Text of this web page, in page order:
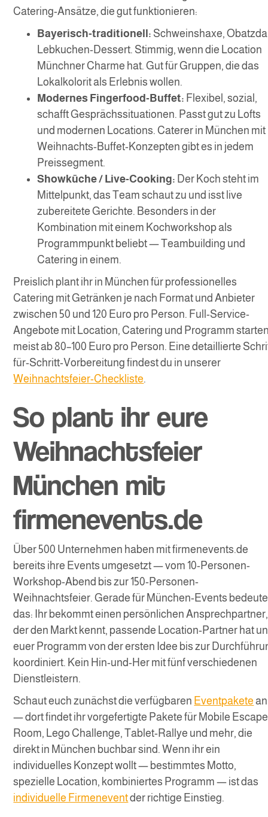
Catering-Ansätze, die gut funktionieren:
Bayerisch-traditionell: Schweinshaxe,
Lebkuchen-Dessert. Stimmig, wenn die Location
Münchner Charme hat. Gut für Gruppen, die das
Lokalkolorit als Erlebnis wollen.
Modernes Fingerfood-Buffet: Flexibel, sozial,
schafft Gesprächssituationen. Passt gut zu Lofts
und modernen Locations. Caterer in München mit
Weihnachts-Buffet-Konzepten gibt es in jedem
Preissegment.
Showküche / Live-Cooking: Der Koch steht im
Mittelpunkt, das Team schaut zu und isst live
zubereitete Gerichte. Besonders in der
Kombination mit einem Kochworkshop als
Programmpunkt beliebt — Teambuilding und
Catering in einem.
Preislich plant ihr in München für professionelles
Catering mit Getränken je nach Format und Anbieter
zwischen 50 und 120 Euro pro Person. Full-Service-
Angebote mit Location, Catering und Programm
meist ab 80–100 Euro pro Person. Eine detaillierte
für-Schritt-Vorbereitung findest du in unserer
Weihnachtsfeier-Checkliste.
So plant ihr eure
Weihnachtsfeier
München mit
firmenevents.de
Über 500 Unternehmen haben mit firmenevents.de
bereits ihre Events umgesetzt — vom 10-Personen-
Workshop-Abend bis zur 150-Personen-
Weihnachtsfeier. Gerade für München-Events
das: Ihr bekommt einen persönlichen Ansprechpartner,
der den Markt kennt, passende Location-Partner hat
euer Programm von der ersten Idee bis zur
koordiniert. Kein Hin-und-Her mit fünf verschiedenen
Dienstleistern.
Schaut euch zunächst die verfügbaren Eventpakete an
— dort findet ihr vorgefertigte Pakete für Mobile Escape
Room, Lego Challenge, Tablet-Rallye und mehr, die
direkt in München buchbar sind. Wenn ihr ein
individuelles Konzept wollt — bestimmtes Motto,
spezielle Location, kombiniertes Programm — ist das
individuelle Firmeneventder richtige Einstieg.